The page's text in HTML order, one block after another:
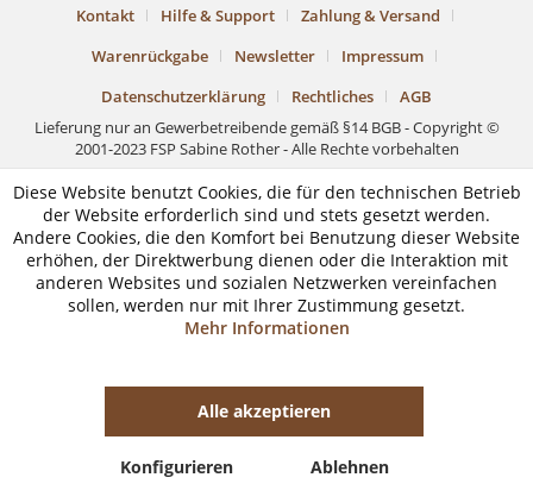
Kontakt Hilfe & Support
Zahlung & Versand
Warenrückgabe
Newsletter
Impressum
Datenschutzerklärung
Rechtliches
AGB
Lieferung nur an Gewerbetreibende gemäß §14 BGB - Copyright ©
2001-2023 FSP Sabine Rother - Alle Rechte vorbehalten
Diese Website benutzt Cookies, die für den technischen Betrieb
der Website erforderlich sind und stets gesetzt werden.
Andere Cookies, die den Komfort bei Benutzung dieser Website
erhöhen, der Direktwerbung dienen oder die Interaktion mit
anderen Websites und sozialen Netzwerken vereinfachen
sollen, werden nur mit Ihrer Zustimmung gesetzt.
Mehr Informationen
Ablehnen
Alle akzeptieren
Konfigurieren